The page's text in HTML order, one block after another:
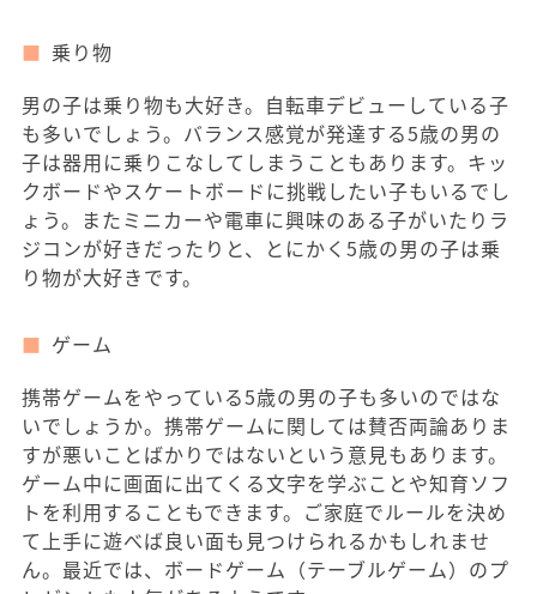
乗り物
男の子は乗り物も大好き。自転車デビューしている子
も多いでしょう。バランス感覚が発達する5歳の男の
子は器用に乗りこなしてしまうこともあります。キッ
クボードやスケートボードに挑戦したい子もいるでし
ょう。またミニカーや電車に興味のある子がいたりラ
ジコンが好きだったりと、とにかく5歳の男の子は乗
り物が大好きです。
ゲーム
携帯ゲームをやっている5歳の男の子も多いのではな
いでしょうか。携帯ゲームに関しては賛否両論ありま
すが悪いことばかりではないという意見もあります。
ゲーム中に画面に出てくる文字を学ぶことや知育ソフ
トを利用することもできます。ご家庭でルールを決め
て上手に遊べば良い面も見つけられるかもしれませ
ん。最近では、ボードゲーム（テーブルゲーム）のプ